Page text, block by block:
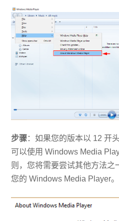
步骤：如果您的版本以 12 开
可以使用 Windows Media
则，您将需要尝试其他方法之
您的 Windows Media Player。